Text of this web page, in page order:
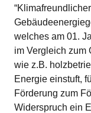
welches am 01.
im Vergleich zum
wie z.B.
Energie einstuft,
Förderung zum
Widerspruch ein